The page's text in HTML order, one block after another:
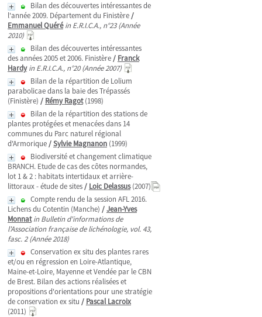
Bilan des découvertes intéressantes de
l'année 2009. Département du Finistère/
Emmanuel Quéré in E.R.I.C.A., n°23 (Année
2010)
Bilan des découvertes intéressantes
des années 2005 et 2006. Finistère/ Franck
Hardy in E.R.I.C.A., n°20 (Année 2007)
Bilan de la répartition de Lolium
parabolicae dans la baie des Trépassés
(Finistère) / Rémy Ragot(1998)
Bilan de la répartition des stations de
plantes protégées et menacées dans 14
communes du Parc naturel régional
d'Armorique/Sylvie Magnanon (1999)
Biodiversité et changement climatique
BRANCH. Etude de cas des côtes normandes,
lot 1 & 2 : habitats intertidaux et arrière-
littoraux - étude de sites/ Loic Delassus(2007)
Compte rendu de la session AFL 2016.
Lichens du Cotentin (Manche) /Jean-Yves
Monnat in Bulletin d'informations de
l'Association française de lichénologie, vol. 43,
fasc. 2 (Année 2018)
Conservation ex situ des plantes rares
et/ou en régression en Loire-Atlantique,
Maine-et-Loire, Mayenne et Vendée par le CBN
de Brest. Bilan des actions réalisées et
propositions d'orientations pour une stratégie
de conservation ex situ / Pascal Lacroix
(2011)